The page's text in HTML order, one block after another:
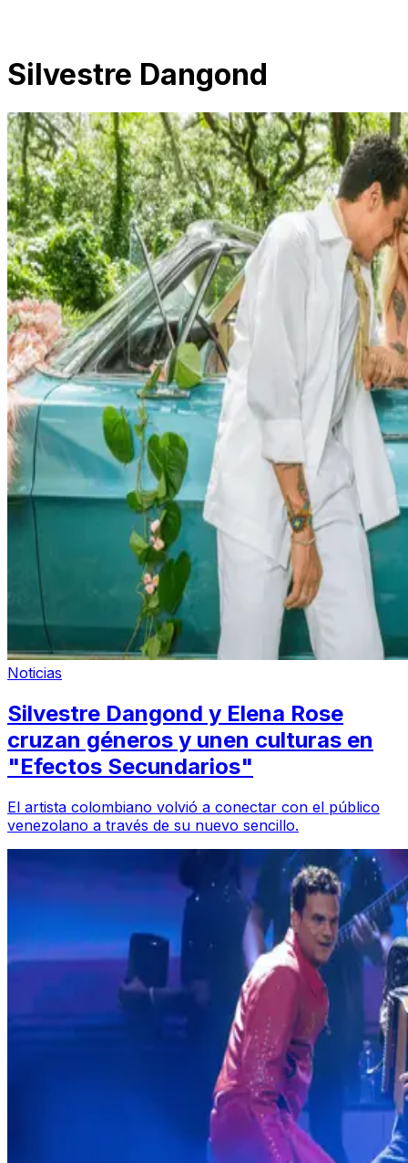
Silvestre Dangond
Noticias
Silvestre Dangond y Elena Rose
cruzan géneros y unen culturas en
"Efectos Secundarios"
El artista colombiano volvió a conectar con el público
venezolano a través de su nuevo sencillo.